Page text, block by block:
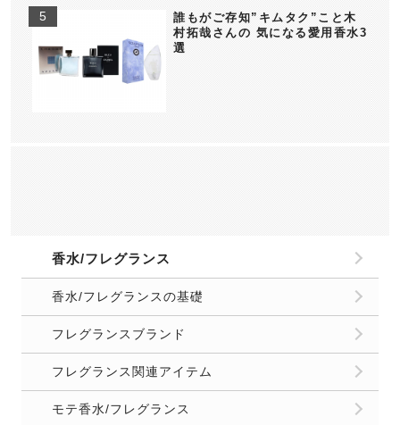
誰もがご存知”キムタク”こと木
村拓哉さんの 気になる愛用香水3
選
香水/フレグランス
香水/フレグランスの基礎
フレグランスブランド
フレグランス関連アイテム
モテ香水/フレグランス